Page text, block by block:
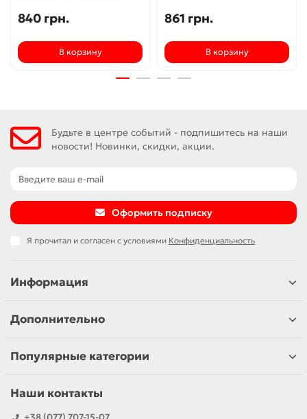
840 грн.
В корзину
861 грн.
В корзину
Будьте в центре событий - подпишитесь на наши
новости! Новинки, скидки, акции.
Оформить подписку
Я прочитал и согласен с условиями Конфиденциальность
Информация
Дополнительно
Популярные категории
Наши контакты